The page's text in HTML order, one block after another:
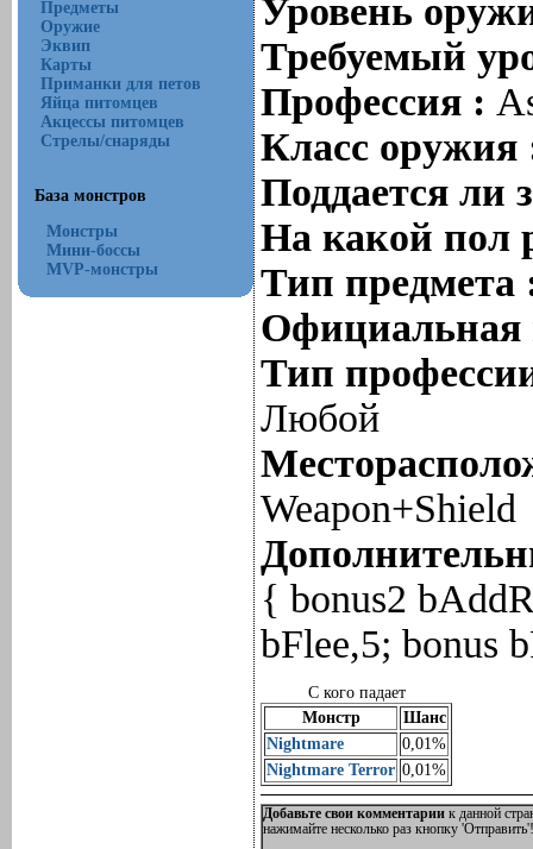
Предметы
Оружие
Эквип
Карты
Приманки для петов
Яйца питомцев
Акцессы питомцев
Стрелы/снаряды
База монстров
Монстры
Мини-боссы
MVP-монстры
Уровень
Требуемый
Профессия :
Класс
Поддается ли
На какой пол
Тип
Тип
Любой
Weapon+Shield
{ bonus2
bFlee,5; bonus
С кого падает
Монстр
Шанс
Nightmare
0,01%
Nightmare Terror 0,01%
Добавьте свои комментарии к данной
нажимайте несколько раз кнопку